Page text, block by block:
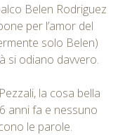
Belen Rodriguez
per l’amor del
solo Belen)
si odiano davvero.
la cosa bella
anni fa e nessuno
le parole.